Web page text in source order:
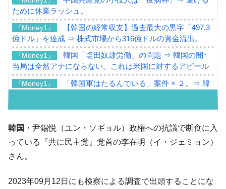
ために休業ラッシュ。
『Money1』
【韓国の経常収支】過去最大の黒字「497.3
億ドル」を達成 ⇒ 株式市場から316億ドルの資金流出。
『Money1』
韓国「塩田奴隷労働」の問題 ⇒ 韓国の闇･
当局は全然アテにならない。これは米国に対するアピール
『Money1』
「韓国軍はたるんでいる」案件 × ２。⇒ 韓
『Money1』
韓国メディアが「韓国政府と李在明が吊る
される可能性もあるのでは」とほのめかす。
『Money1』
韓国07月･物価指数「2.8％」に低下 ⇒ 実は
発令。李在明「猛暑・干ばつ対処状況点検会議」
韓国 ・尹錫悦（ユン・ソギョル）政権への抗議で断食に入
っている『共に民主党』党首の李在明（イ・ジェミョン）
さん。
2023年09月12日にも検察による調査で出頭することにな